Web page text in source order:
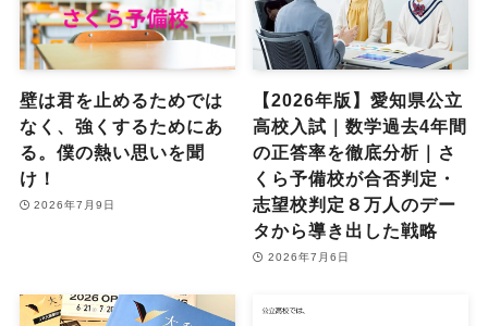
壁は君を止めるためでは
なく、強くするためにあ
る。僕の熱い思いを聞
け！
2026年7月9日
【2026年版】愛知県公立
高校入試｜数学過去4年間
の正答率を徹底分析｜さ
くら予備校が合否判定・
志望校判定８万人のデー
タから導き出した戦略
2026年7月6日